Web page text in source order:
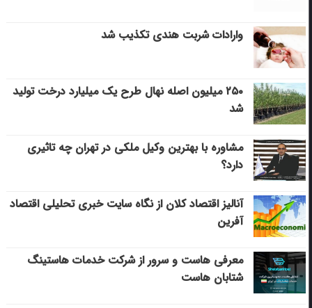
وارادات شربت هندی تکذیب شد
۲۵۰ میلیون اصله نهال طرح یک میلیارد درخت تولید
شد
مشاوره با بهترین وکیل ملکی در تهران چه تاثیری
دارد؟
آنالیز اقتصاد کلان از نگاه سایت خبری تحلیلی اقتصاد
آفرین
معرفی هاست و سرور از شرکت خدمات هاستینگ
شتابان هاست